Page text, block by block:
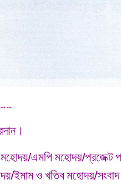
মহোদয়/এমপি মহোদয়/
ইমাম ও খতিব মহোদয়/